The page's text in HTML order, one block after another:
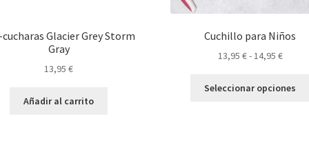
Glacier Grey Storm
Gray
13,95€
Añadir al carrito
Cuchillo para Niños
13,95 €-14,95 €Rango
precios:
Seleccionar opciones